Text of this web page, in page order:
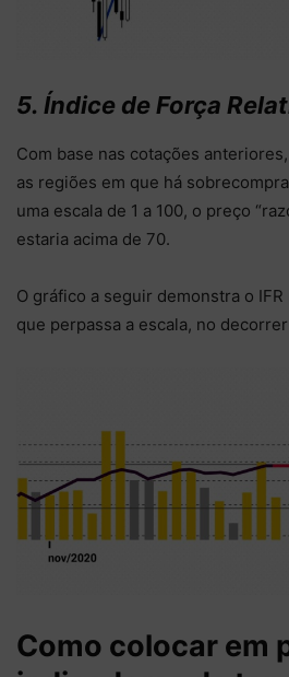
5. Índice de Força
Com base nas cotações
as regiões em que há
uma escala de 1 a 100, o preço
estaria acima de 70.
O gráfico a seguir demonstra o
que perpassa a escala, no
Como colocar em